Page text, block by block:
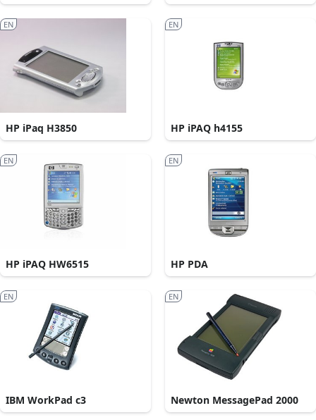
HP iPaq H3850
EN
HP iPAQ h4155
EN
HP iPAQ HW6515
EN
HP PDA
EN
IBM WorkPad c3
EN
Newton MessagePad 2000
EN